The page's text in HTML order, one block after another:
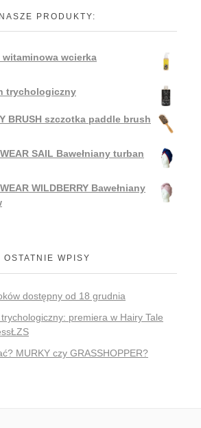
NASZE PRODUKTY:
witaminowa wcierka
trychologiczny
BRUSH szczotka paddle brush
SAIL Bawełniany turban
WILDBERRY Bawełniany
OSTATNIE WPISY
dostępny od 18 grudnia
premiera w Hairy Tale
MURKY czy GRASSHOPPER?